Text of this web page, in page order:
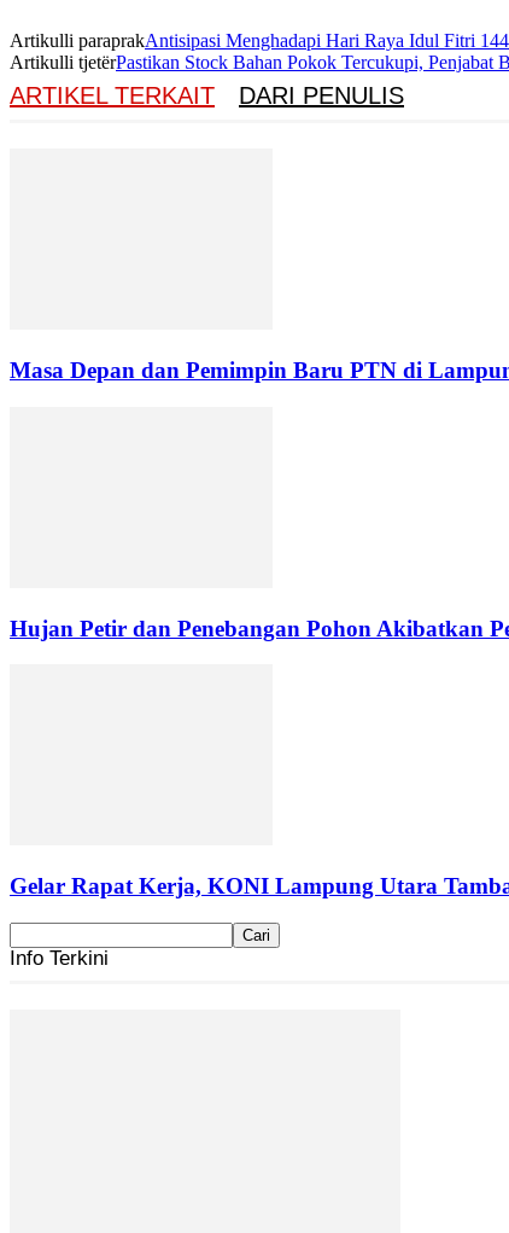
Artikulli paraprakAntisipasi Menghadapi Hari Raya Idul Fitri
Artikulli tjetërPastikan Stock Bahan Pokok Tercukupi,
ARTIKEL TERKAIT DARI PENULIS
Masa Depan dan Pemimpin Baru PTN di
Hujan Petir dan Penebangan Pohon Akibatkan
Gelar Rapat Kerja, KONI Lampung Utara
Info Terkini